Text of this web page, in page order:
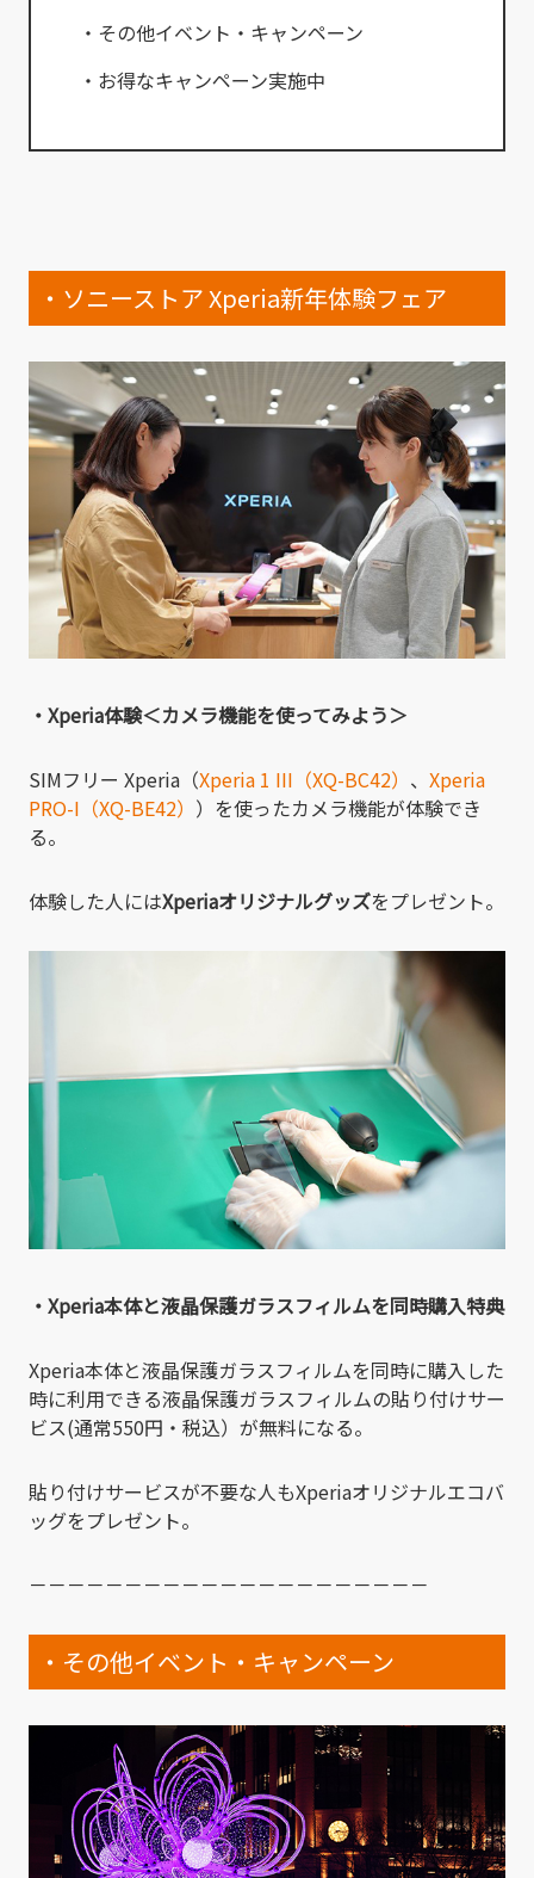
・その他イベント・キャンペーン
・お得なキャンペーン実施中
・ソニーストア Xperia新年体験フェア
・Xperia体験＜カメラ機能を使ってみよう＞
SIMフリー Xperia（Xperia 1 III（XQ-BC42） 、 Xperia
PRO-I（XQ-BE42） ）を使ったカメラ機能が体験でき
る。
体験した人にはXperiaオリジナルグッズをプレゼント。
・Xperia本体と液晶保護ガラスフィルムを同時購入特典
Xperia本体と液晶保護ガラスフィルムを同時に購入した
時に利用できる液晶保護ガラスフィルムの貼り付けサー
ビス(通常550円・税込）が無料になる。
貼り付けサービスが不要な人もXperiaオリジナルエコバ
ッグをプレゼント。
－－－－－－－－－－－－－－－－－－－－－
・その他イベント・キャンペーン